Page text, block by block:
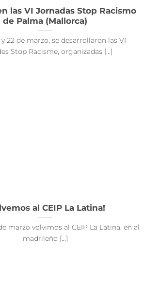
las VI Jornadas Stop Racismo
de Palma (Mallorca)
y 22 de marzo, se desarrollaron las VI
Stop Racisme, organizadas [...]
al CEIP La Latina!
marzo volvimos al CEIP La Latina, en al
madrileño [...]